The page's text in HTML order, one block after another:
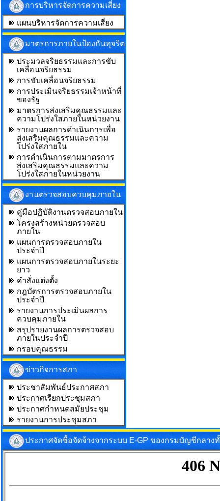
การบริหารจัดการความเสี่ยง
แผนบริหารจัดการความเสี่ยง
มาตรการภายในป้องกันทุจริต
ประมวลจริยธรรมและการขับ
เคลื่อนจริยธรรม
การขับเคลื่อนจริยธรรม
การประเมินจริยธรรมเจ้าหน้าที่
ของรัฐ
มาตรการส่งเสริมคุณธรรมและ
ความโปร่งใสภายในหน่วยงาน
รายงานผลการดำเนินการเพื่อ
ส่งเสริมคุณธรรมและความ
โปร่งใสภายใน
การดำเนินการตามมาตรการ
ส่งเสริมคุณธรรมและความ
โปร่งใสภายในหน่วยงาน
งานตรวจสอบควบคุมภายใน
คู่มือปฏิบัติงานตรวจสอบภายใน
โครงสร้างหน่วยตรวจสอบ
ภายใน
แผนการตรวจสอบภายใน
ประจำปี
แผนการตรวจสอบภายในระยะ
ยาว
คำสั่งแต่งตั้ง
กฎบัตรการตรวจสอบภายใน
ประจำปี
รายงานการประเมินผลการ
ควบคุมภายใน
สรุปรายงานผลการตรวจสอบ
ภายในประจำปี
กรอบคุณธรรม
ข่าวกิจการสภา
ประชาสัมพันธ์ประกาศสภา
ประกาศเรียกประชุมสภา
ประกาศกำหนดสมัยประชุม
รายงานการประชุมสภา
ประกาศจัดซื้อจัดจ้างจากระบบ E-GP ของกรมบัญชีกลาง